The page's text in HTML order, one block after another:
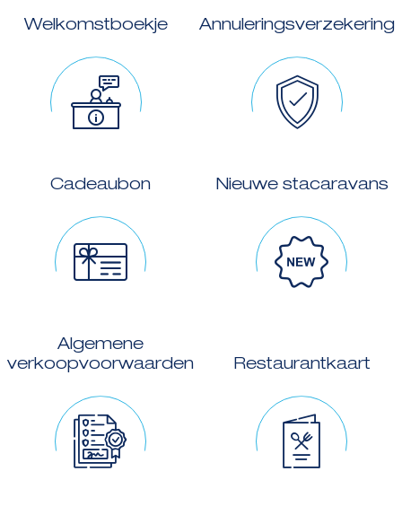
Welkomstboekje Annuleringsverzekering
Cadeaubon Nieuwe stacaravans
Algemene
verkoopvoorwaarden
Restaurantkaart